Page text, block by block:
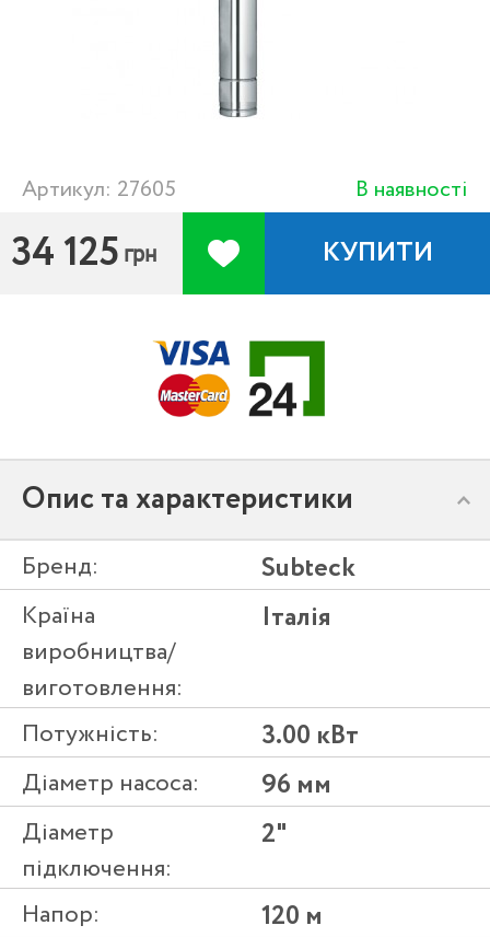
Артикул: 27605 В наявності
34 125 грн КУПИТИ
Опис та характеристики
Бренд: Subteck
Країна
виробництва/
виготовлення:
Італія
Потужність: 3.00 кВт
Діаметр насоса: 96 мм
Діаметр
підключення:
2"
Напор: 120 м